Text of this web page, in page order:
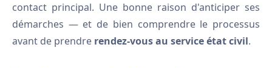
contact principal. Une bonne raison d'anticiper ses
démarches — et de bien comprendre le processus
avant de prendre rendez-vous au service état civil.